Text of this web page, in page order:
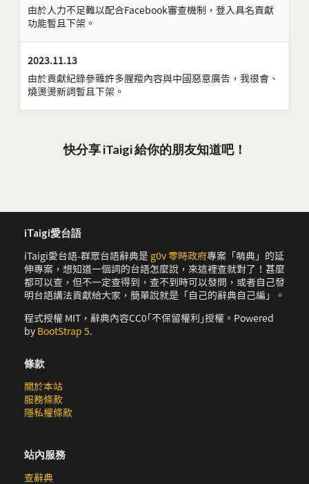
由於人力不足難以配合Facebook審查機制，登入具名貢獻
功能暫且下架。
2023.11.13
由於貢獻紀錄參雜許多腥羶內容與中國惡意廣告，我很會、
燒燙燙新詞暫且下架。
快分享 iTaigi 給你的朋友知道吧！
iTaigi愛台語
iTaigi愛台語-群眾台語辭典是 g0v 零時政府專案「萌典」的延
伸專案，想知道一個詞的台語怎麼說，來這裡查就對了！甚麼
都可以查，但不一定查得到，查不到時可以發問，或者自己發
明台語講法貢獻給大家，簡單說就是「自己的辭典自己編」。
程式授權 MIT，辭典內容CC0｢不保留權利｣授權。Powered
by BootStrap 5.
條款
關於本站
服務條款
隱私權條款
站內服務
查辭典